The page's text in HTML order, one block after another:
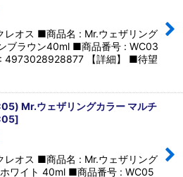
レオス ■商品名 : Mr.ウェザリング
ブラウン40ml ■商品番号 : WC03
4973028928877 【詳細】 ■待望
Mr.ウェザリングカラー マルチ
]
レオス ■商品名 : Mr.ウェザリング
ワイト 40ml ■商品番号 : WC05